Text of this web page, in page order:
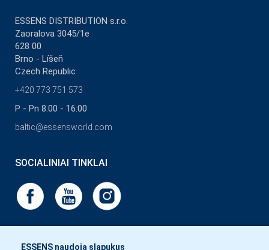
ESSENS naudoja slapukus
ESSENS DISTRIBUTION s.r.o.
Zaoralova 3045/1e
628 00
Brno - Líšeň
Czech Republic
+420 773 751 573
P - Pn 8:00 - 16:00
baltic@essensworld.com
SOCIALINIAI TINKLAI